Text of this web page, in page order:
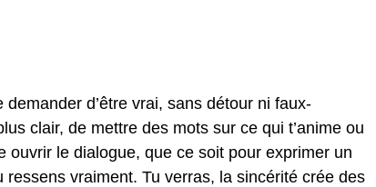
d’être vrai, sans détour ni faux-
clair, de mettre des mots sur ce qui t’anime ou
le dialogue, que ce soit pour exprimer un
vraiment. Tu verras, la sincérité crée des